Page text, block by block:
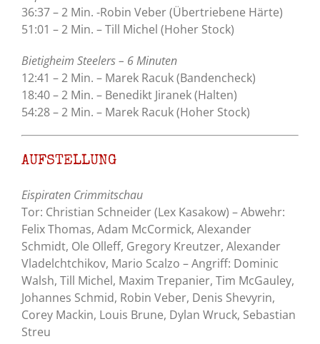
36:37 – 2 Min. -Robin Veber (Übertriebene Härte)
51:01 – 2 Min. – Till Michel (Hoher Stock)
Bietigheim Steelers – 6 Minuten
12:41 – 2 Min. – Marek Racuk (Bandencheck)
18:40 – 2 Min. – Benedikt Jiranek (Halten)
54:28 – 2 Min. – Marek Racuk (Hoher Stock)
AUFSTELLUNG
Eispiraten Crimmitschau
Tor: Christian Schneider (Lex Kasakow) – Abwehr:
Felix Thomas, Adam McCormick, Alexander
Schmidt, Ole Olleff, Gregory Kreutzer, Alexander
Vladelchtchikov, Mario Scalzo – Angriff: Dominic
Walsh, Till Michel, Maxim Trepanier, Tim McGauley,
Johannes Schmid, Robin Veber, Denis Shevyrin,
Corey Mackin, Louis Brune, Dylan Wruck, Sebastian
Streu